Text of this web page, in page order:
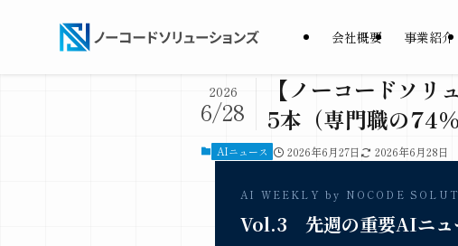
会社概要 事業紹介
【ノーコードソ
5本（専門職の
2026
6/28
AIニュース 2026年6月27日 2026年6月28日
AI WEEKLY by NOCODE
Vol.3 先週の重要AIニュ